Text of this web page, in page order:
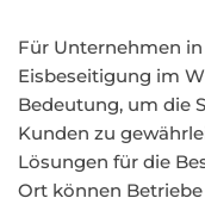
Für Unternehmen
Eisbeseitigung im
Bedeutung, um die
Kunden zu
Lösungen für die
Ort können